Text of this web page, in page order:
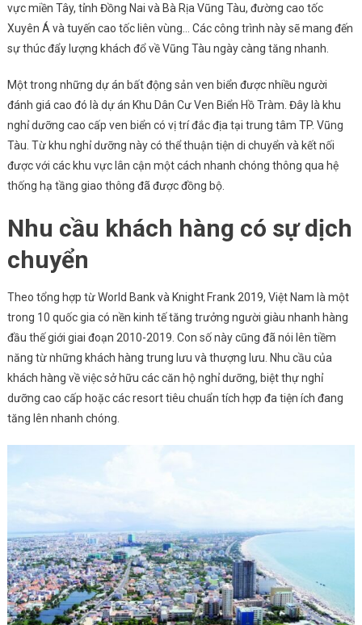
vực miền Tây, tỉnh Đồng Nai và Bà Rịa Vũng Tàu, đường cao tốc
Xuyên Á và tuyến cao tốc liên vùng… Các công trình này sẽ mang đến
sự thúc đẩy lượng khách đổ về Vũng Tàu ngày càng tăng nhanh.
Một trong những dự án bất động sản ven biển được nhiều người
đánh giá cao đó là dự án Khu Dân Cư Ven Biển Hồ Tràm. Đây là khu
nghỉ dưỡng cao cấp ven biển có vị trí đắc địa tại trung tâm TP. Vũng
Tàu. Từ khu nghỉ dưỡng này có thể thuận tiện di chuyển và kết nối
được với các khu vực lân cận một cách nhanh chóng thông qua hệ
thống hạ tầng giao thông đã được đồng bộ.
Nhu cầu khách hàng có sự dịch
chuyển
Theo tổng hợp từ World Bank và Knight Frank 2019, Việt Nam là một
trong 10 quốc gia có nền kinh tế tăng trưởng người giàu nhanh hàng
đầu thế giới giai đoạn 2010-2019. Con số này cũng đã nói lên tiềm
năng từ những khách hàng trung lưu và thượng lưu. Nhu cầu của
khách hàng về việc sở hữu các căn hộ nghỉ dưỡng, biệt thự nghỉ
dưỡng cao cấp hoặc các resort tiêu chuẩn tích hợp đa tiện ích đang
tăng lên nhanh chóng.